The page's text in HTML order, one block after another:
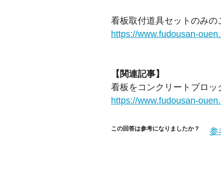
看板取付道具セットのみ
https://www.fudousan-
【関連記事】
看板をコンクリートブロ
https://www.fudousan-
この回答は参考になりましたか？ 参